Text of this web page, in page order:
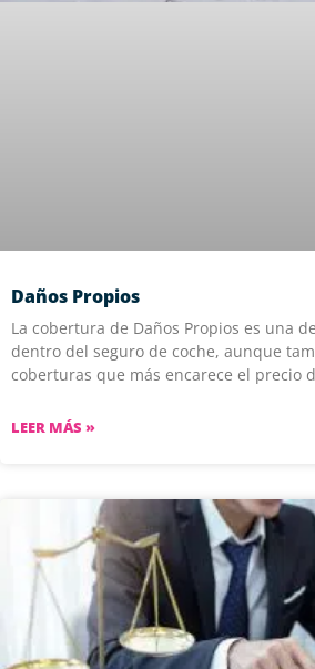
Daños Propios
La cobertura de Daños Propios es una
dentro del seguro de coche, aunque
coberturas que más encarece el precio
LEER MÁS »